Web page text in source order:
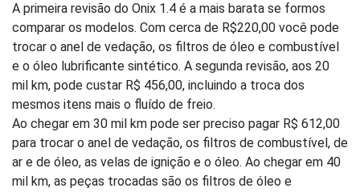
A primeira revisão do Onix 1.4 é a mais barata se formos
comparar os modelos. Com cerca de R$220,00 você pode
trocar o anel de vedação, os filtros de óleo e combustível
e o óleo lubrificante sintético. A segunda revisão, aos 20
mil km, pode custar R$ 456,00, incluindo a troca dos
mesmos itens mais o fluído de freio.
Ao chegar em 30 mil km pode ser preciso pagar R$ 612,00
para trocar o anel de vedação, os filtros de combustível, de
ar e de óleo, as velas de ignição e o óleo. Ao chegar em 40
mil km, as peças trocadas são os filtros de óleo e